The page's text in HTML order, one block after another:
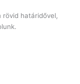
rövid határidővel,